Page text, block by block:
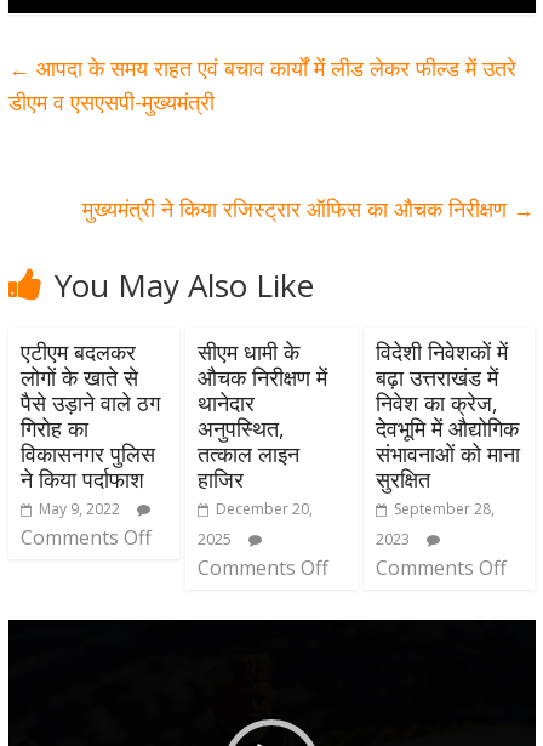
← आपदा के समय राहत एवं बचाव कार्यों में लीड लेकर फील्ड में उतरे
डीएम व एसएसपी-मुख्यमंत्री
मुख्यमंत्री ने किया रजिस्ट्रार ऑफिस का औचक निरीक्षण →
You May Also Like
एटीएम बदलकर
लोगों के खाते से
पैसे उड़ाने वाले ठग
गिरोह का
विकासनगर पुलिस
ने किया पर्दाफाश
May 9, 2022
Comments Off
सीएम धामी के
औचक निरीक्षण में
थानेदार
अनुपस्थित,
तत्काल लाइन
हाजिर
December 20,
2025
Comments Off
विदेशी निवेशकों में
बढ़ा उत्तराखंड में
निवेश का क्रेज,
देवभूमि में औद्योगिक
संभावनाओं को माना
सुरक्षित
September 28,
2023
Comments Off